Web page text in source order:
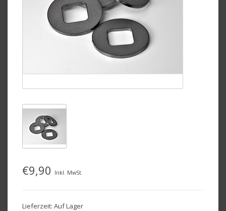
€9,90 Inkl. MwSt.
Lieferzeit: Auf Lager